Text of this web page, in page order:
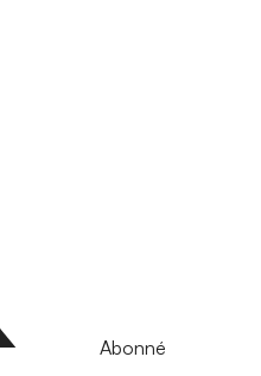
Abonné